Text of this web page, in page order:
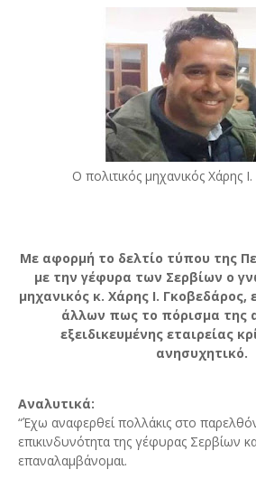
O πολιτικός μηχανικός Χάρης
Με αφορμή το δελτίο τύπου της
με την γέφυρα των Σερβίων ο
μηχανικός κ. Χάρης Ι. Γκοβεδάρος,
άλλων πως το πόρισμα της
εξειδικευμένης εταιρείας
ανησυχητικό.
Αναλυτικά:
“Έχω αναφερθεί πολλάκις στο
επικινδυνότητα της γέφυρας Σερβίων
επαναλαμβάνομαι.